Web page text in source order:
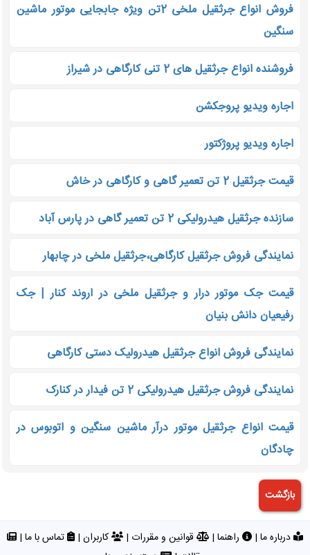
فروش انواع جرثقیل ملخی 2تن ویژه جابجایی موتور ماشین
سنگین
فروشنده انواع جرثقیل های 2 تنی کارگاهی در شیراز
اجاره ویدیو پروجکشن
اجاره ویدیو پروژکتور
قیمت جرثقیل 2 تن تعمیر گاهی و کارگاهی در خاش
سازنده جرثقیل هیدرولیکی 2 تن تعمیر گاهی در پارس آباد
نمایندگی فروش جرثقیل کارگاهی،جرثقیل ملخی در چابهار
قیمت جک موتور درار و جرثقیل ملخی در اروند کنار | جک
رفیعیان دانش بنیان
نمایندگی فروش انواع جرثقیل هیدرولیک دستی کارگاهی
نمایندگی فروش جرثقیل هیدرولیکی 2 تن فیدار در کنارک
قیمت انواع جرثقیل موتور درآر ماشین سنگین و اتوبوس در
چادگان
درباره ما | راهنما | قوانین و مقررات | کاربران | تماس با ما|